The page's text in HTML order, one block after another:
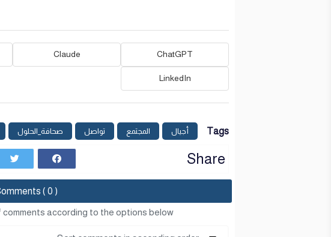
ChatGPT
Claude
LinkedIn
Tags أجيال المجتمع تواصل صحافة_الحلول
Share
( 0 )
comments according to the options below